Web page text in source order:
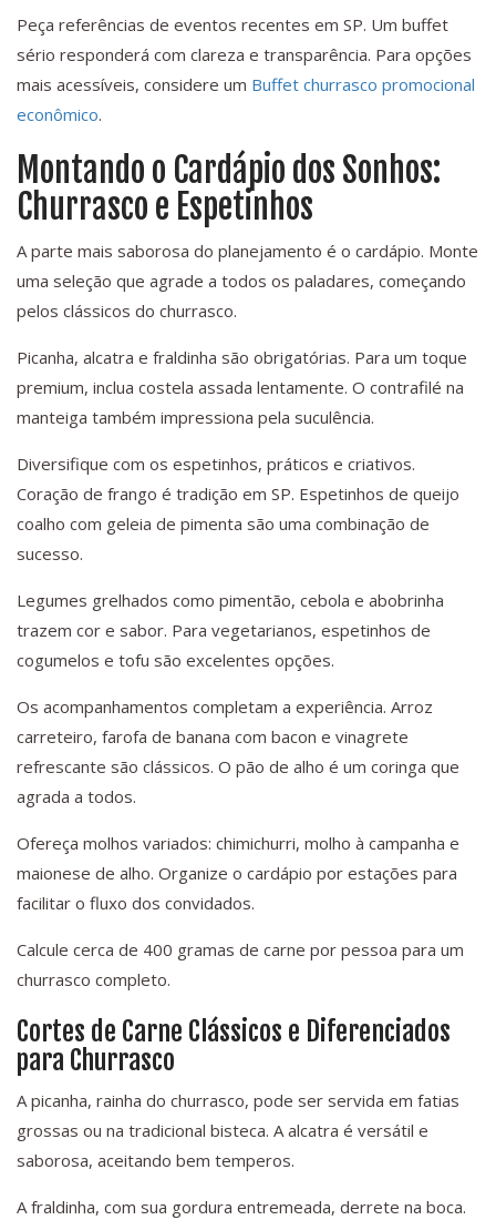
Peça referências de eventos recentes em SP. Um buffet
sério responderá com clareza e transparência. Para opções
mais acessíveis, considere um Buffet churrasco promocional
econômico.
Montando o Cardápio dos Sonhos:
Churrasco e Espetinhos
A parte mais saborosa do planejamento é o cardápio. Monte
uma seleção que agrade a todos os paladares, começando
pelos clássicos do churrasco.
Picanha, alcatra e fraldinha são obrigatórias. Para um toque
premium, inclua costela assada lentamente. O contrafilé na
manteiga também impressiona pela suculência.
Diversifique com os espetinhos, práticos e criativos.
Coração de frango é tradição em SP. Espetinhos de queijo
coalho com geleia de pimenta são uma combinação de
sucesso.
Legumes grelhados como pimentão, cebola e abobrinha
trazem cor e sabor. Para vegetarianos, espetinhos de
cogumelos e tofu são excelentes opções.
Os acompanhamentos completam a experiência. Arroz
carreteiro, farofa de banana com bacon e vinagrete
refrescante são clássicos. O pão de alho é um coringa que
agrada a todos.
Ofereça molhos variados: chimichurri, molho à campanha e
maionese de alho. Organize o cardápio por estações para
facilitar o fluxo dos convidados.
Calcule cerca de 400 gramas de carne por pessoa para um
churrasco completo.
Cortes de Carne Clássicos e Diferenciados
para Churrasco
A picanha, rainha do churrasco, pode ser servida em fatias
grossas ou na tradicional bisteca. A alcatra é versátil e
saborosa, aceitando bem temperos.
A fraldinha, com sua gordura entremeada, derrete na boca.